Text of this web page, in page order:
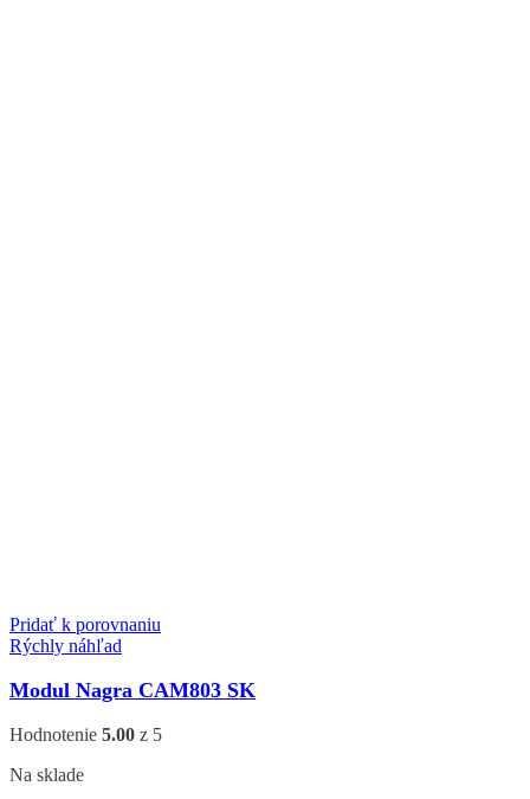
Pridať k porovnaniu
Rýchly náhľad
Modul Nagra CAM803 SK
Hodnotenie 5.00 z 5
Na sklade